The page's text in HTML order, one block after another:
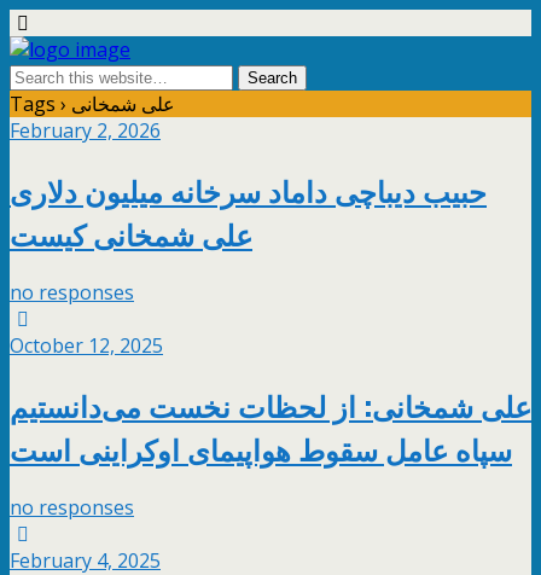
Tags › علی شمخانی
February 2, 2026
حبیب دیباچی داماد سرخانه میلیون دلاری
علی شمخانی کیست
no responses
October 12, 2025
علی شمخانی: از لحظات نخست می‌دانستیم
سپاه عامل سقوط هواپیمای اوکراینی است
no responses
February 4, 2025